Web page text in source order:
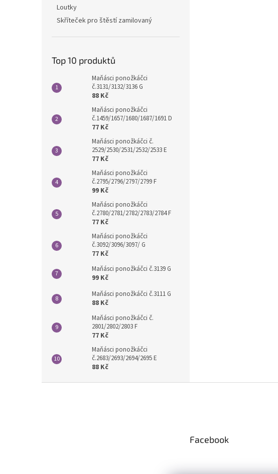
Loutky
Skříteček pro štěstí zamilovaný
Top 10 produktů
Maňásci ponožkáčci
č.3131/3132/3136 G
88 Kč
Maňásci ponožkáčci
č.1459/1657/1680/1687/1691 D
77 Kč
Maňásci ponožkáčci č.
2529/2530/2531/2532/2533 E
77 Kč
Maňásci ponožkáčci
č.2795/2796/2797/2799 F
99 Kč
Maňásci ponožkáčci
č.2780/2781/2782/2783/2784 F
77 Kč
Maňásci ponožkáčci
č.3092/3096/3097/ G
77 Kč
Maňásci ponožkáčci č.3139 G
99 Kč
Maňásci ponožkáčci č.3111 G
88 Kč
Maňásci ponožkáčci č.
2801/2802/2803 F
77 Kč
Maňásci ponožkáčci
č.2683/2693/2694/2695 E
88 Kč
Facebook